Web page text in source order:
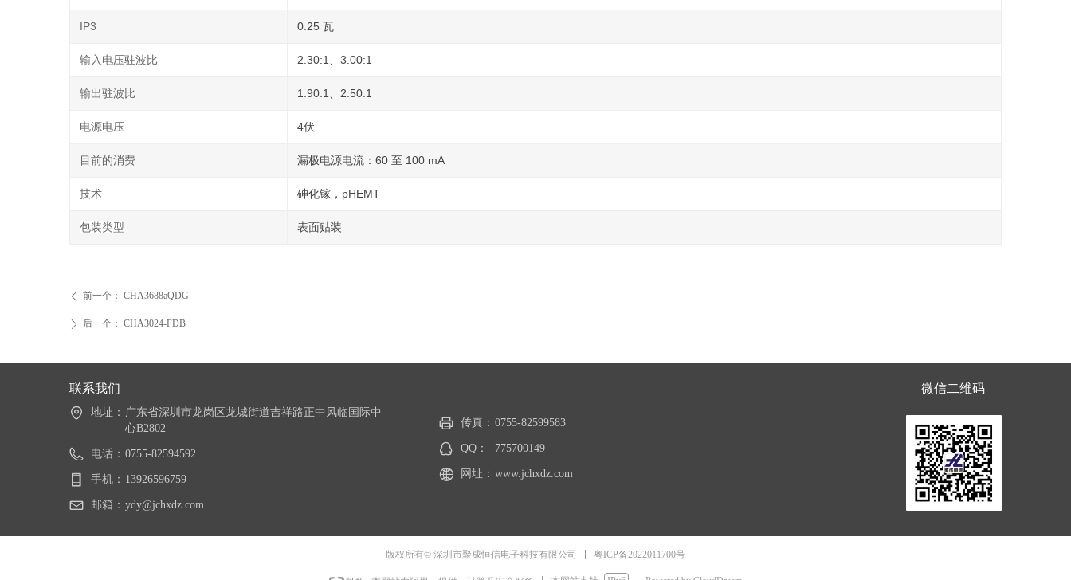
IP3 0.25 瓦
输入电压驻波比 2.30:1、3.00:1
输出驻波比 1.90:1、2.50:1
电源电压 4伏
目前的消费 漏极电源电流：60 至 100 mA
技术 砷化镓，pHEMT
包装类型 表面贴装
ꄴ 前一个： CHA3688aQDG
ꄲ 后一个： CHA3024-FDB
联系我们
地址： 广东省深圳市龙岗区龙城街道吉祥路正中风临国际中
心B2802
电话： 0755-82594592
手机： 13926596759
邮箱： ydy@jchxdz.com
传真： 0755-82599583
QQ： 775700149
网址： www.jchxdz.com
微信二维码
版权所有© 深圳市聚成恒信电子科技有限公司 粤ICP备2022011700号